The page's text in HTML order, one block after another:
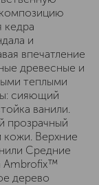
кедра
и
впечатление
древесные и
теплыми
сияющий
ванили.
прозрачный
кожи. Верхние
Средние
Ambrofix™
дерево